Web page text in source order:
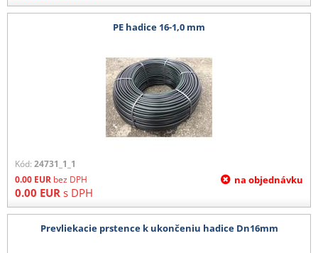
PE hadice 16-1,0 mm
Kód: 24731_1_1
0.00 EUR bez DPH
0.00 EUR s DPH
na objednávku
Prevliekacie prstence k ukončeniu hadice Dn16mm